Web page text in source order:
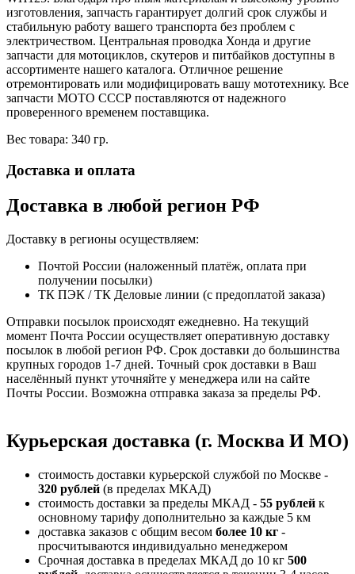
изготовления, запчасть гарантирует долгий срок службы и
стабильную работу вашего транспорта без проблем с
электричеством. Центральная проводка Хонда и другие
запчасти для мотоциклов, скутеров и питбайков доступны в
ассортименте нашего каталога. Отличное решение
отремонтировать или модифицировать вашу мототехнику. Все
запчасти МОТО СССР поставляются от надежного
проверенного временем поставщика.
Вес товара: 340 гр.
Доставка и оплата
Доставка в любой регион РФ
Доставку в регионы осуществляем:
Почтой России (наложенный платёж, оплата при
получении посылки)
ТК ПЭК / ТК Деловые линии (с предоплатой заказа)
Отправки посылок происходят ежедневно. На текущий
момент Почта России осуществляет оперативную доставку
посылок в любой регион РФ. Срок доставки до большинства
крупных городов 1-7 дней. Точный срок доставки в Ваш
населённый пункт уточняйте у менеджера или на сайте
Почты России. Возможна отправка заказа за пределы РФ.
Курьерская доставка (г. Москва И МО)
стоимость доставки курьерской службой по Москве -
320 рублей (в пределах МКАД)
стоимость доставки за пределы МКАД - 55 рублей к
основному тарифу дополнительно за каждые 5 км
доставка заказов с общим весом более 10 кг -
просчитываются индивидуально менеджером
Срочная доставка в пределах МКАД до 10 кг 500